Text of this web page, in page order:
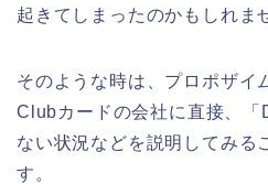
起きてしまったのかもしれま
そのような時は、プロポザイ
Clubカードの会社に直接、
ない状況などを説明してみる
す。